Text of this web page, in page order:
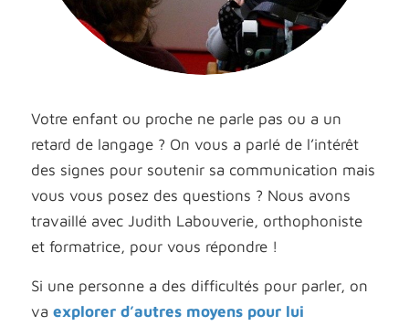
Votre enfant ou proche ne parle pas ou a un
retard de langage ? On vous a parlé de l’intérêt
des signes pour soutenir sa communication mais
vous vous posez des questions ? Nous avons
travaillé avec Judith Labouverie, orthophoniste
et formatrice, pour vous répondre !
Si une personne a des difficultés pour parler, on
va explorer d’autres moyens pour lui